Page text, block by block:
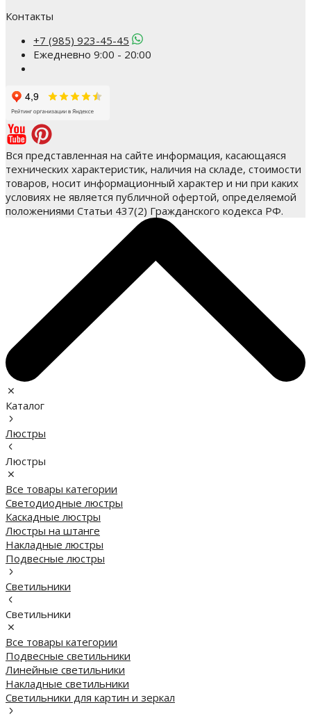
Контакты
+7 (985) 923-45-45
Ежедневно 9:00 - 20:00
Вся представленная на сайте информация, касающаяся
технических характеристик, наличия на складе, стоимости
товаров, носит информационный характер и ни при каких
условиях не является публичной офертой, определяемой
положениями Статьи 437(2) Гражданского кодекса РФ.
Каталог
Люстры
Люстры
Все товары категории
Светодиодные люстры
Каскадные люстры
Люстры на штанге
Накладные люстры
Подвесные люстры
Светильники
Светильники
Все товары категории
Подвесные светильники
Линейные светильники
Накладные светильники
Светильники для картин и зеркал